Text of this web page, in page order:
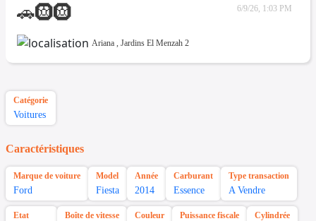
🚗🛞🛞
6/9/26, 1:03 PM
Ariana , Jardins El Menzah 2
Catégorie
Voitures
Caractéristiques
Marque de voiture
Ford
Model
Fiesta
Année
2014
Carburant
Essence
Type transaction
A Vendre
Etat Boîte de vitesse Couleur Puissance fiscale Cylindrée